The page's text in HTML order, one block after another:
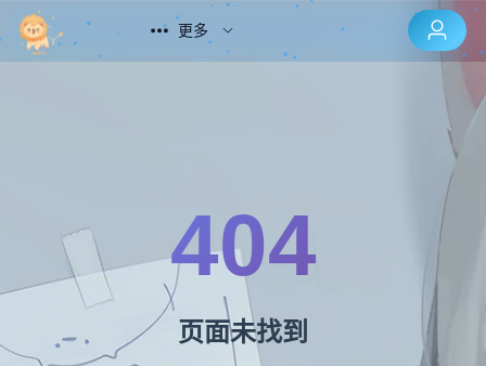
更多
404
页面未找到